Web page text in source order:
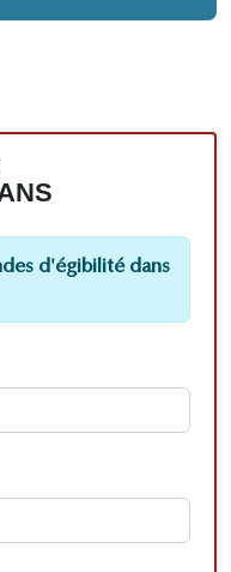
d'égibilité dans